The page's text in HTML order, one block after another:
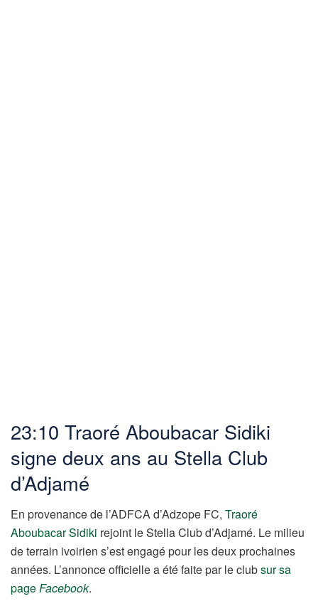
23:10 Traoré Aboubacar Sidiki
signe deux ans au Stella Club
d’Adjamé
En provenance de l’ADFCA d’Adzope FC, Traoré
Aboubacar Sidiki rejoint le Stella Club d’Adjamé. Le milieu
de terrain ivoirien s’est engagé pour les deux prochaines
années. L’annonce officielle a été faite par le clubsur sa
pageFacebook.